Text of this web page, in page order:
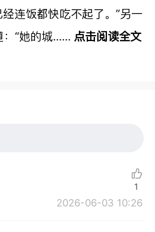
连饭都快吃不起了。”另一
“她的城...... 点击阅读全文
2026-06-03 10:26
1